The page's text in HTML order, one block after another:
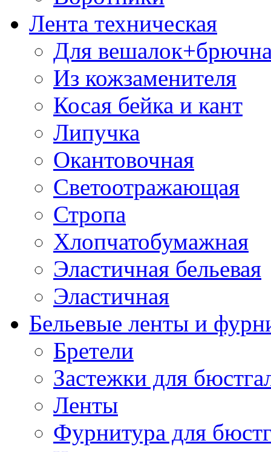
Лента техническая
Для
Из кожзаменителя
Косая бейка и кант
Липучка
Окантовочная
Светоотражающая
Стропа
Хлопчатобумажная
Эластичная бельевая
Эластичная
Бельевые ленты и
Бретели
Застежки для
Ленты
Фурнитура для